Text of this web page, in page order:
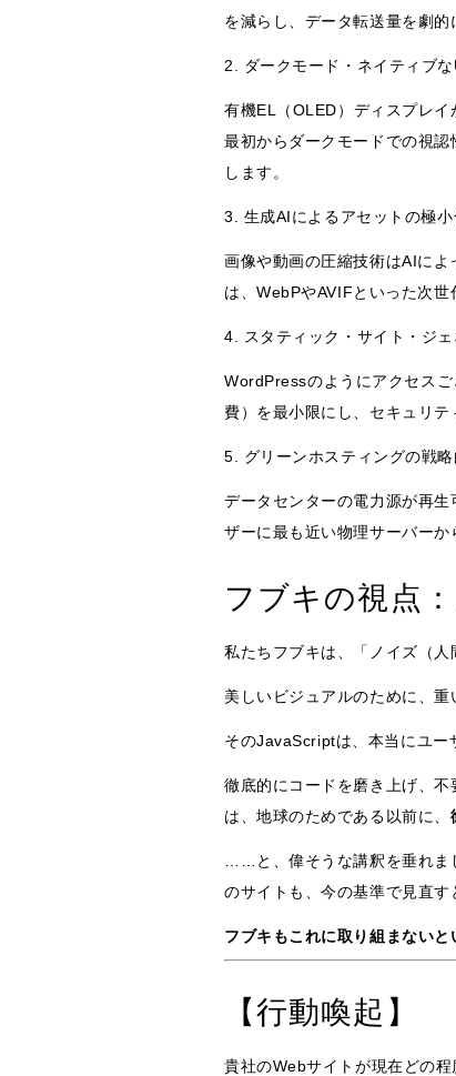
を減らし、データ転送量を劇
2. ダークモード・ネイティブ
有機EL（OLED）ディスプレイ
最初からダークモードでの視
します。
3. 生成AIによるアセットの極小
画像や動画の圧縮技術はAIに
は、WebPやAVIFといった次
4. スタティック・サイト・ジ
WordPressのようにアクセス
費）を最小限にし、セキュリ
5. グリーンホスティングの戦略
データセンターの電力源が再
ザーに最も近い物理サーバー
フブキの視点
私たちフブキは、「ノイズ（
美しいビジュアルのために、
そのJavaScriptは、本当にユー
徹底的にコードを磨き上げ、
は、地球のためである以前に、
……と、偉そうな講釈を垂れま
のサイトも、今の基準で見直す
フブキもこれに取り組まないと
【行動喚起】
貴社のWebサイトが現在どの